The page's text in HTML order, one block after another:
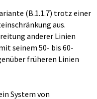
(B.1.1.7) trotz einer
aus.
anderer Linien
seinem 50- bis 60-
früheren Linien
System von